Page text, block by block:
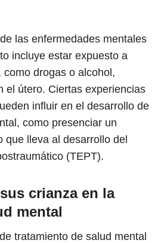
las enfermedades mentales
incluye estar expuesto a
drogas o alcohol,
el útero. Ciertas experiencias
influir en el desarrollo de
como presenciar un
que lleva al desarrollo del
(TEPT).
crianza en la
mental
tratamiento de salud mental